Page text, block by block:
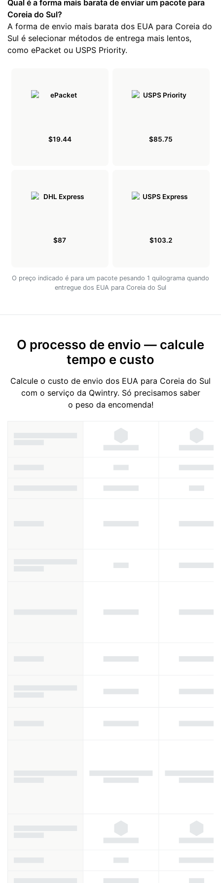
Qual é a forma mais barata de enviar um pacote para
Coreia do Sul?
A forma de envio mais barata dos EUA para Coreia do
Sul é selecionar métodos de entrega mais lentos,
como ePacket ou USPS Priority.
$19.44 $85.75
$87 $103.2
O preço indicado é para um pacote pesando 1 quilograma quando
entregue dos EUA para Coreia do Sul
O processo de envio — calcule
tempo e custo
Calcule o custo de envio dos EUA para Coreia do Sul
com o serviço da Qwintry. Só precisamos saber
o peso da encomenda!